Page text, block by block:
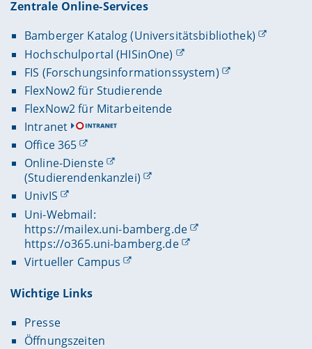
Zentrale Online-Services
Bamberger Katalog (Universitätsbibliothek)
Hochschulportal (HISinOne)
FIS (Forschungsinformationssystem)
FlexNow2 für Studierende
FlexNow2 für Mitarbeitende
Intranet
Office 365
Online-Dienste
(Studierendenkanzlei)
UnivIS
Uni-Webmail:
https://mailex.uni-bamberg.de
https://o365.uni-bamberg.de
Virtueller Campus
Wichtige Links
Presse
Öffnungszeiten